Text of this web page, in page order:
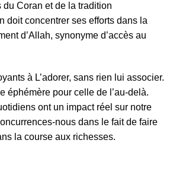
Coran et de la tradition
doit concentrer ses efforts dans la
d’Allah, synonyme d’accès au
à L’adorer, sans rien lui associer.
éphémère pour celle de l’au-delà.
ont un impact réel sur notre
nous dans le fait de faire
la course aux richesses.